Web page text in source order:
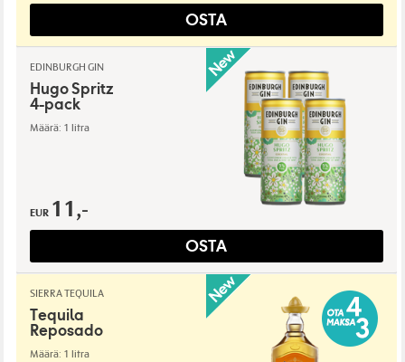
OSTA
EDINBURGH GIN
Hugo Spritz
4-pack
Määrä: 1 litra
EUR 11,-
OSTA
SIERRA TEQUILA
Tequila
Reposado
Määrä: 1 litra